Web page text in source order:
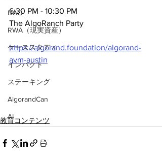
DAO
RWA（現実資産）
ケーススタディ
インパクト
ステーキング
AlgorandCan
AI
6:30 PM - 10:30 PM
The AlgoRanch Party
https://algorand.foundation/algorand-
avm-austin
教育コンテンツ